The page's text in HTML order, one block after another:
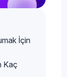
İçin
Kaç